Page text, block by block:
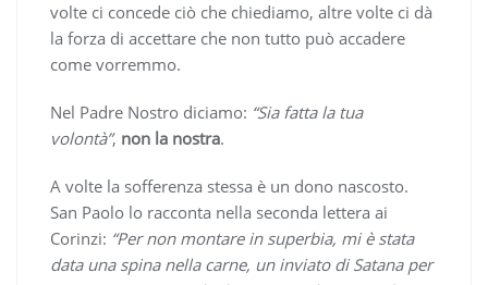
volte ci concede ciò che chiediamo, altre volte ci dà
la forza di accettare che non tutto può accadere
come vorremmo.
Nel Padre Nostro diciamo: “Sia fatta la tua
volontà”, non la nostra.
A volte la sofferenza stessa è un dono nascosto.
San Paolo lo racconta nella seconda lettera ai
Corinzi: “Per non montare in superbia, mi è stata
data una spina nella carne, un inviato di Satana per